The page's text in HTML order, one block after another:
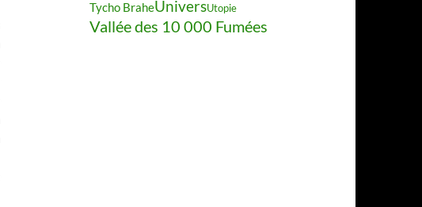
Tycho BraheUniversUtopie
Vallée des 10 000 Fumées